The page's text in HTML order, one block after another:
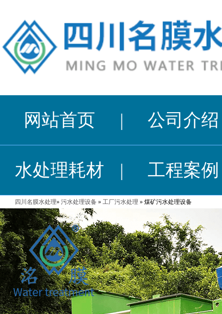
网站首页 | 公司介绍
水处理耗材 | 工程案例
四川名膜水处理» 污水处理设备 » 工厂污水处理 » 煤矿污水处理设备